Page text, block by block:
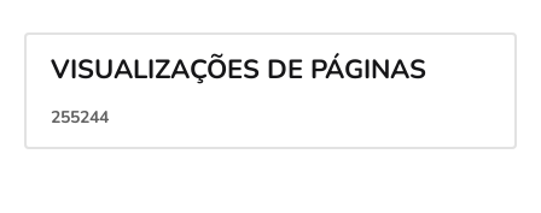
VISUALIZAÇÕES DE PÁGINAS
255244